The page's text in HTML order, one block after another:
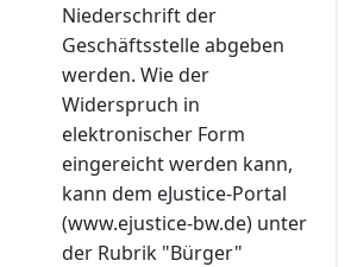
Niederschrift der
Geschäftsstelle abgeben
werden. Wie der
Widerspruch in
elektronischer Form
eingereicht werden kann,
kann dem eJustice-Portal
(www.ejustice-bw.de) unter
der Rubrik "Bürger"